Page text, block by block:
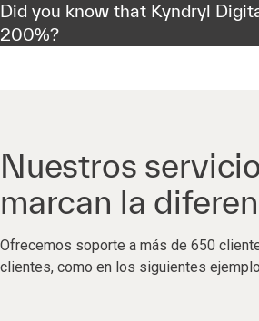
Did you know that Kyndryl
200%?
Nuestros
marcan la
Ofrecemos soporte a más de 650
clientes, como en los siguientes